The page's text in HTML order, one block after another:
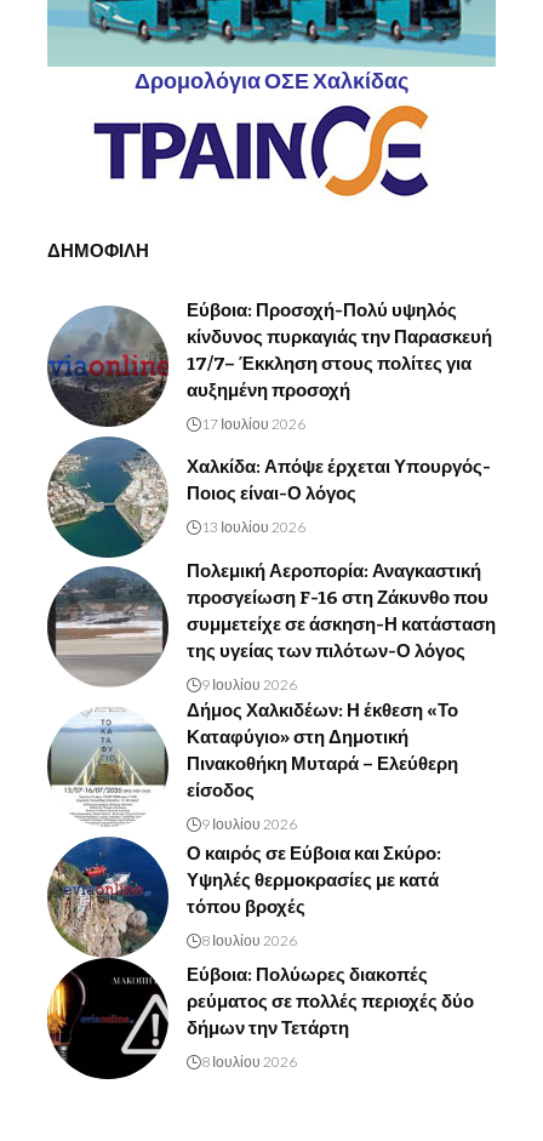
Δρομολόγια ΟΣΕ Χαλκίδας
ΔΗΜΟΦΙΛΗ
Εύβοια: Προσοχή-Πολύ υψηλός
κίνδυνος πυρκαγιάς την Παρασκευή
17/7– Έκκληση στους πολίτες για
αυξημένη προσοχή
17 Ιουλίου 2026
Χαλκίδα: Απόψε έρχεται Υπουργός-
Ποιος είναι-Ο λόγος
13 Ιουλίου 2026
Πολεμική Αεροπορία: Αναγκαστική
προσγείωση F-16 στη Ζάκυνθο που
συμμετείχε σε άσκηση-Η κατάσταση
της υγείας των πιλότων-Ο λόγος
9 Ιουλίου 2026
Δήμος Χαλκιδέων: Η έκθεση «Το
Καταφύγιο» στη Δημοτική
Πινακοθήκη Μυταρά – Ελεύθερη
είσοδος
9 Ιουλίου 2026
Ο καιρός σε Εύβοια και Σκύρο:
Υψηλές θερμοκρασίες με κατά
τόπου βροχές
8 Ιουλίου 2026
Εύβοια: Πολύωρες διακοπές
ρεύματος σε πολλές περιοχές δύο
δήμων την Τετάρτη
8 Ιουλίου 2026